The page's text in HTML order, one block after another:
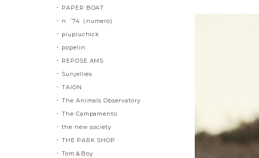
PAPER BOAT
n゜74（numero)
piupiuchick
popelin
REPOSE AMS
Sunjellies
TAION
The Animals Observatory
The Campamento
the new society
THE PARK SHOP
Tom＆Boy